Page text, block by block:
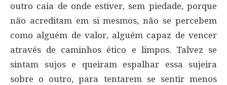
outro caia de onde estiver, sem piedade, porque
não acreditam em si mesmos, não se percebem
como alguém de valor, alguém capaz de vencer
através de caminhos ético e limpos. Talvez se
sintam sujos e queiram espalhar essa sujeira
sobre o outro, para tentarem se sentir menos